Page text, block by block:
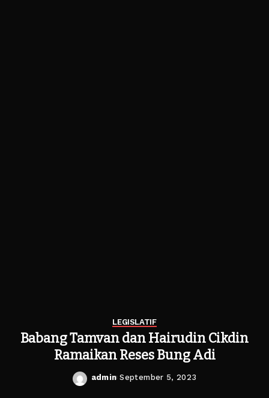
LEGISLATIF
Babang Tamvan dan Hairudin Cikdin
Ramaikan Reses Bung Adi
Posted
admin September 5, 2023